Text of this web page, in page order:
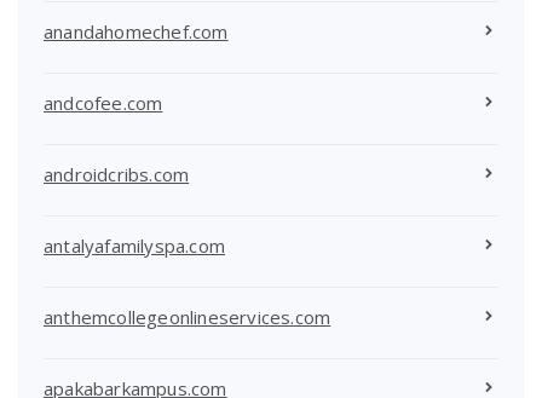
anandahomechef.com
andcofee.com
androidcribs.com
antalyafamilyspa.com
anthemcollegeonlineservices.com
apakabarkampus.com